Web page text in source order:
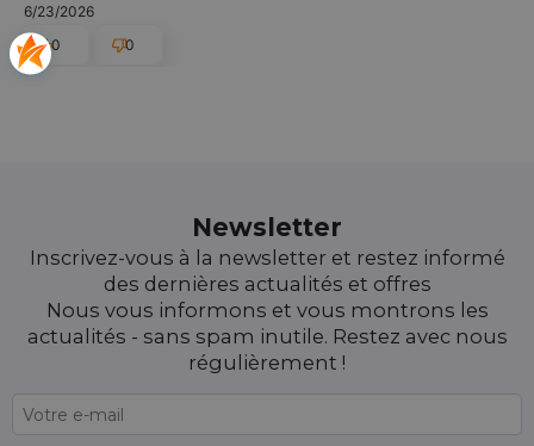
6/23/2026
0
0
Newsletter
Inscrivez-vous à la newsletter et restez informé
des dernières actualités et offres
Nous vous informons et vous montrons les
actualités - sans spam inutile. Restez avec nous
régulièrement !